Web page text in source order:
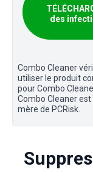
des
Combo Cleaner
utiliser le produit
pour Combo
Combo Cleaner
mère de PCRisk.